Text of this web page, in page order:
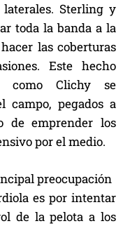
Sterling y
toda la banda a la
las coberturas
Este hecho
como Clichy se
campo, pegados a
de emprender los
por el medio.
preocupación
es por intentar
de la pelota a los